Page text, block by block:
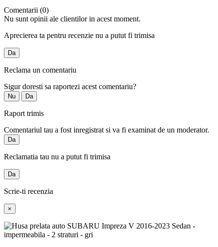
Comentarii (0)
Nu sunt opinii ale clientilor in acest moment.
Aprecierea ta pentru recenzie nu a putut fi trimisa
Da
Reclama un comentariu
Sigur doresti sa raportezi acest comentariu?
Nu Da
Raport trimis
Comentariul tau a fost inregistrat si va fi examinat de un moderator.
Da
Reclamatia tau nu a putut fi trimisa
Da
Scrie-ti recenzia
×